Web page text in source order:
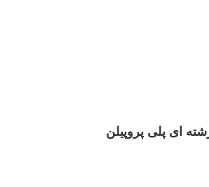
ای پلی پروپیلن